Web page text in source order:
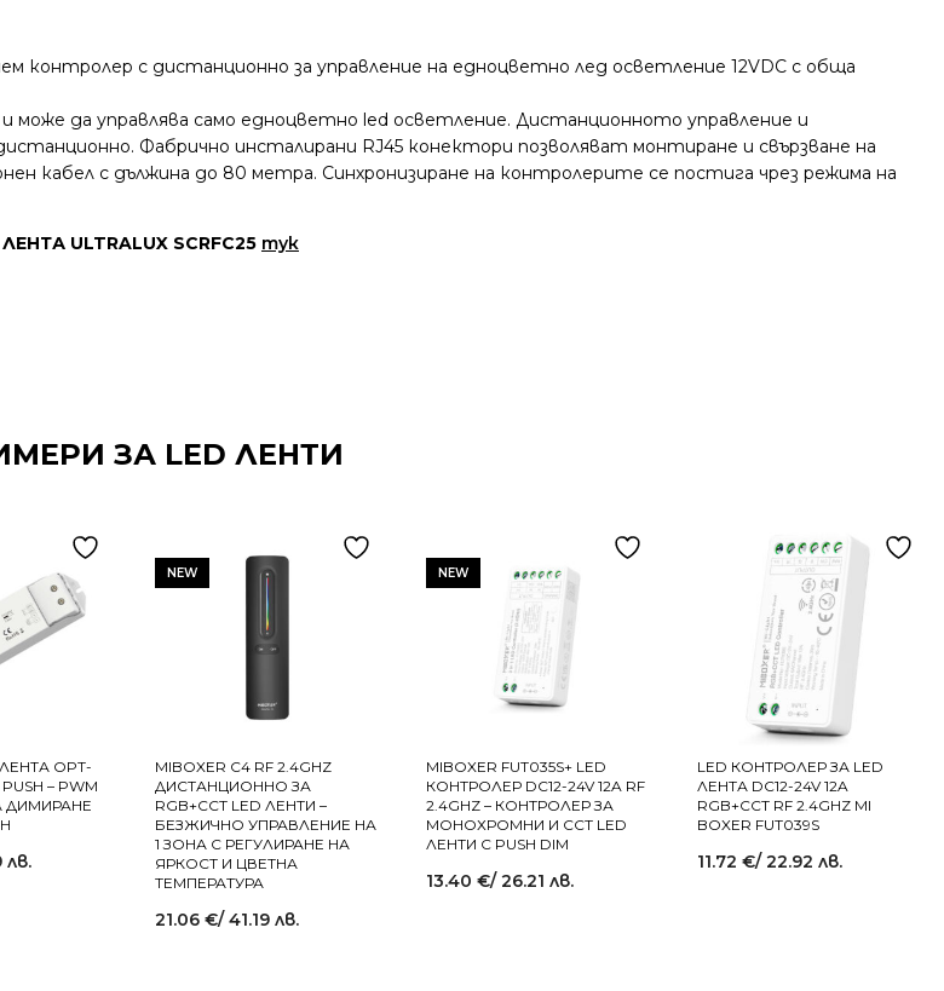
контролер с дистанционно за управление на едноцветно лед осветление 12VDC с обща
може да управлява само едноцветнo led осветление. Дистанционното управление и
Фабрично инсталирани RJ45 конектори позволяват монтиране и свързване на
кабел с дължина до 80 метра. Синхронизиране на контролерите се постига чрез режима на
ULTRALUX SCRFC25 тук
ЗА LED ЛЕНТИ
OPT-
– PWM
ДИМИРАНЕ
лв.
NEW
MIBOXER C4 RF 2.4GHZ
ДИСТАНЦИОННО ЗА
RGB+CCT LED ЛЕНТИ –
БЕЗЖИЧНО УПРАВЛЕНИЕ НА
1 ЗОНА С РЕГУЛИРАНЕ НА
ЯРКОСТ И ЦВЕТНА
ТЕМПЕРАТУРА
21.06 €/ 41.19 лв.
NEW
MIBOXER FUT035S+ LED
КОНТРОЛЕР DC12-24V 12A RF
2.4GHZ – КОНТРОЛЕР ЗА
МОНОХРОМНИ И CCT LED
ЛЕНТИ С PUSH DIM
13.40 €/ 26.21 лв.
LED КОНТРОЛЕР ЗА LED
ЛЕНТА DC12-24V 12A
RGB+CCT RF 2.4GHZ MI
BOXER FUT039S
11.72 €/ 22.92 лв.